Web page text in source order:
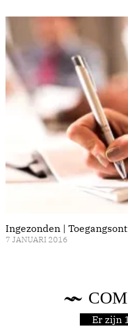
Ingezonden |
7 JANUARI 2016
Er zijn